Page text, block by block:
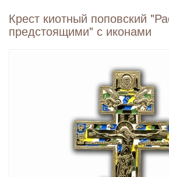
Крест киотный поповский
предстоящими" с иконами